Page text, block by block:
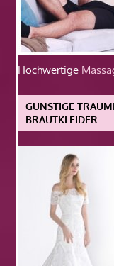
Hochwertige
GÜNSTIGE
BRAUTKLEIDER